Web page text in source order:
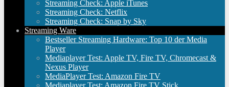
Streaming Check: Apple iTunes
Streaming Check: Netflix
Streaming Check: Snap by Sky
Streaming Ware
Bestseller Streaming Hardware: Top 10 der Media
Player
Mediaplayer Test: Apple TV, Fire TV, Chromecast &
Nexus Player
MediaPlayer Test: Amazon Fire TV
Mediaplayer Test: Amazon Fire TV Stick